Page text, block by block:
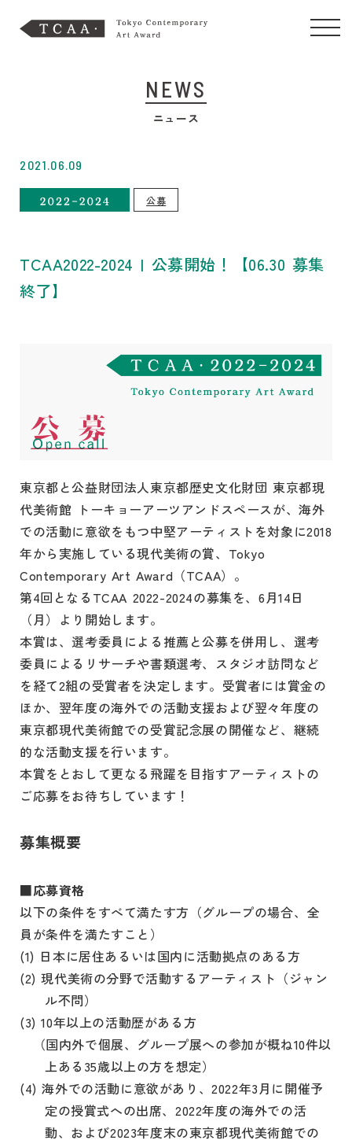
NEWS
ニュース
2021.06.09
公募
TCAA2022-2024 | 公募開始！【06.30 募集
終了】
東京都と公益財団法人東京都歴史文化財団 東京都現
代美術館 トーキョーアーツアンドスペースが、海外
での活動に意欲をもつ中堅アーティストを対象に2018
年から実施している現代美術の賞、Tokyo
Contemporary Art Award（TCAA）。
第4回となるTCAA 2022-2024の募集を、6月14日
（月）より開始します。
本賞は、選考委員による推薦と公募を併用し、選考
委員によるリサーチや書類選考、スタジオ訪問など
を経て2組の受賞者を決定します。受賞者には賞金の
ほか、翌年度の海外での活動支援および翌々年度の
東京都現代美術館での受賞記念展の開催など、継続
的な活動支援を行います。
本賞をとおして更なる飛躍を目指すアーティストの
ご応募をお待ちしています！
募集概要
■応募資格
以下の条件をすべて満たす方（グループの場合、全
員が条件を満たすこと）
(1) 日本に居住あるいは国内に活動拠点のある方
(2) 現代美術の分野で活動するアーティスト（ジャン
ル不問）
(3) 10年以上の活動歴がある方
（国内外で個展、グループ展への参加が概ね10件以
上ある35歳以上の方を想定）
(4) 海外での活動に意欲があり、2022年3月に開催予
定の授賞式への出席、2022年度の海外での活
動、および2023年度末の東京都現代美術館での